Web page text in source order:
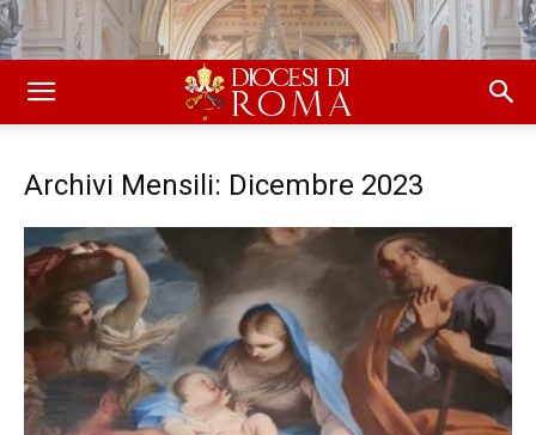
Archivi Mensili: Dicembre 2023